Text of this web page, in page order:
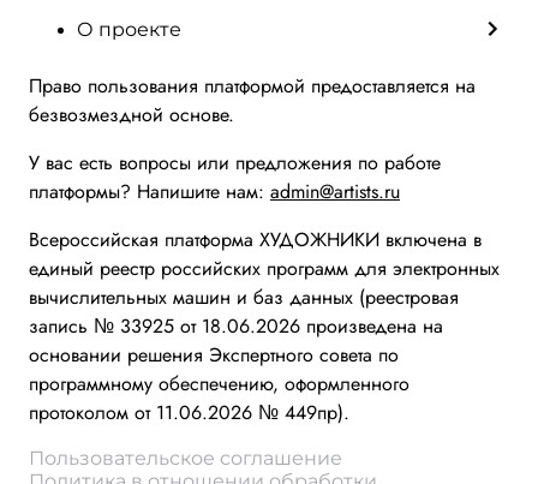
О проекте
Право пользования платформой предоставляется на
безвозмездной основе.
У вас есть вопросы или предложения по работе
платформы? Напишите нам: admin@artists.ru
Всероссийская платформа ХУДОЖНИКИ включена в
единый реестр российских программ для электронных
вычислительных машин и баз данных (реестровая
запись № 33925 от 18.06.2026 произведена на
основании решения Экспертного совета по
программному обеспечению, оформленного
протоколом от 11.06.2026 № 449пр).
Пользовательское соглашение